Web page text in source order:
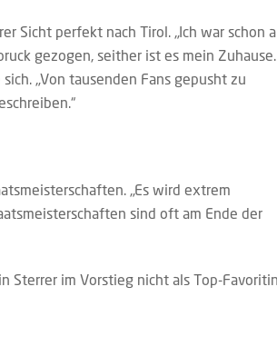
Sicht perfekt nach Tirol. „Ich war schon
gezogen, seither ist es mein Zuhause.
„Von tausenden Fans gepusht zu
„Es wird extrem
sind oft am Ende der
Sterrer im Vorstieg nicht als Top-